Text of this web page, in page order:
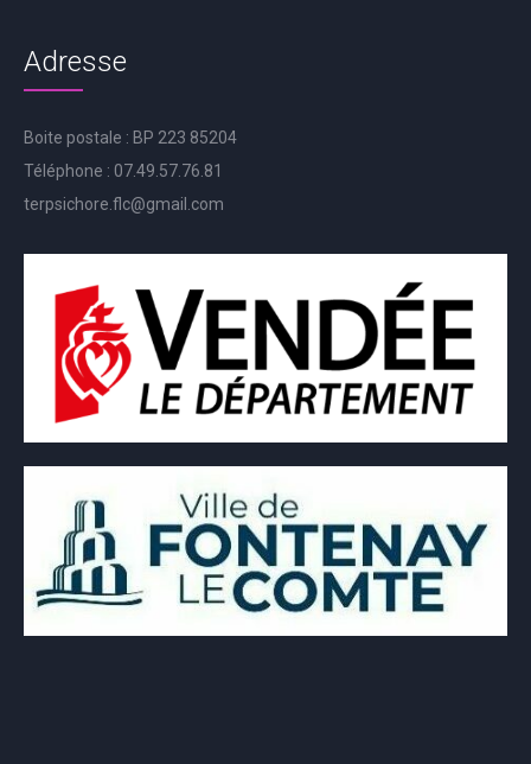
Adresse
Boite postale : BP 223 85204
Téléphone : 07.49.57.76.81
terpsichore.flc@gmail.com